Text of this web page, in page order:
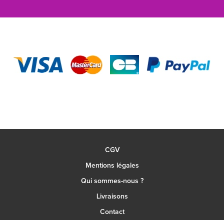
CGV
Mentions légales
Qui sommes-nous ?
Livraisons
Contact